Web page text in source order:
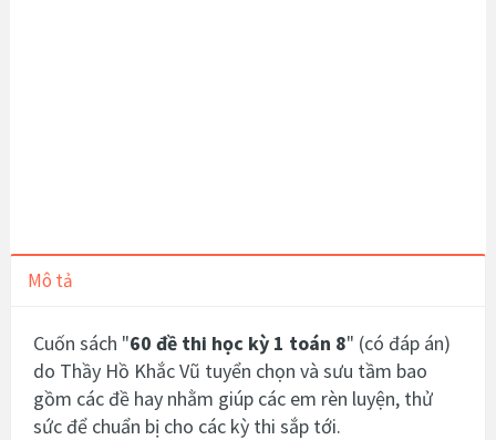
Mô tả
Cuốn sách "60 đề thi học kỳ 1 toán 8" (có đáp án)
do Thầy Hồ Khắc Vũ tuyển chọn và sưu tầm bao
gồm các đề hay nhằm giúp các em rèn luyện, thử
sức để chuẩn bị cho các kỳ thi sắp tới.